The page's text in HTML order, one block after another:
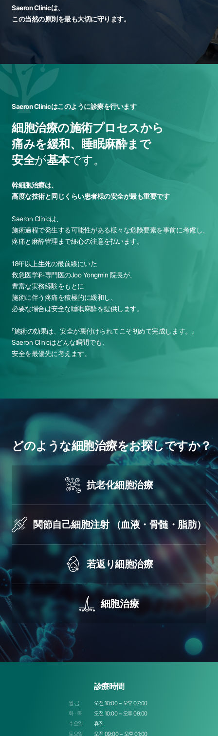
Saeron Clinicは、
この当然の原則を最も大切に守ります。
Saeron Clinicはこのように診療を行います
細胞治療の施術プロセスから
痛みを緩和、睡眠麻酔まで
安全が基本です。
幹細胞治療は、
高度な技術と同じくらい患者様の安全が最も重要です
Saeron Clinicは、
施術過程で発生する可能性がある様々な危険要素を事前に考慮し、
疼痛と麻酔管理まで細心の注意を払います。
18年以上生死の最前線にいた
救急医学科専門医のJoo Yongmin 院長が、
豊富な実務経験をもとに
施術に伴う疼痛を積極的に緩和し、
必要な場合は安全な睡眠麻酔を提供します。
「施術の効果は、安全が裏付けられてこそ初めて完成します。」
Saeron Clinicはどんな瞬間でも、
安全を最優先に考えます。
どのような細胞治療をお探しですか？
抗老化細胞治療
関節自己細胞注射 （血液・骨髄・脂肪）
若返り細胞治療
細胞治療
診療時間
월·금
오전 10:00 ~ 오후 07:00
화 · 목
오전 10:00 ~ 오후 09:00
수요일
휴진
토요일
오전 09:00 ~ 오후 01:00